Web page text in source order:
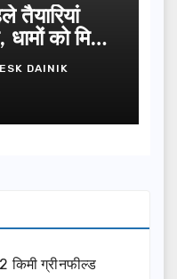
तैयारियां
को मिल
DAINIK
किमी ग्रीनफील्ड